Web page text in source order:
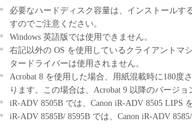
す。
お客様が本契約書に同意できない場合、「本ソ
きません。
１．許諾
(1) キヤノンは、お客様が「キヤノン製品」を
ン製品」に直接またはネットワークを通じ接続
下「指定機器」と言います。）において、「本
においては、「本ソフトウェア」をコンピュー
必要なハードディスク容量は、インストールす
すのでご注意ください。
Windows 英語版では使用できません。
右記以外の OS を使用しているクライアントマ
タードライバーは使用されません。
Acrobat 8 を使用した場合、用紙混載時に180度
ります。この場合は、Acrobat 9 以降のバージョ
iR-ADV 8505B では、Canon iR-ADV 8505 LIPS
iR-ADV 8585B/ 8595B では、Canon iR-ADV